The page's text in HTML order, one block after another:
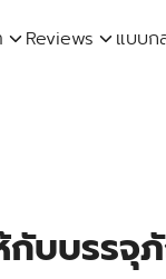
Reviews แบบก
กับบรร